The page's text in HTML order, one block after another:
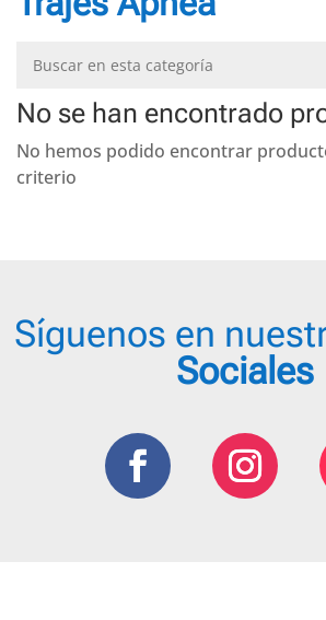
No se han encontrado
No hemos podido encontrar
criterio
Síguenos en
Sociales